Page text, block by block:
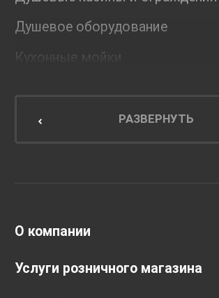
Душевое оборудование
Кухонные мойки
Мебель для кухниРАЗВЕРНУТЬ
О компании
Услуги розничного магазина